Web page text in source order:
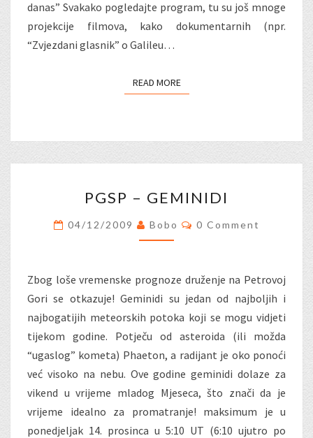
danas” Svakako pogledajte program, tu su još mnoge
projekcije filmova, kako dokumentarnih (npr.
“Zvjezdani glasnik” o Galileu…
READ MOREREAD MORE
–
GEMINIDI
PGSP – GEMINIDI
04/12/2009 Bobo Comments
0 Comment
Zbog loše vremenske prognoze druženje na Petrovoj
Gori se otkazuje! Geminidi su jedan od najboljih i
najbogatijih meteorskih potoka koji se mogu vidjeti
tijekom godine. Potječu od asteroida (ili možda
“ugaslog” kometa) Phaeton, a radijant je oko ponoći
već visoko na nebu. Ove godine geminidi dolaze za
vikend u vrijeme mladog Mjeseca, što znači da je
vrijeme idealno za promatranje! maksimum je u
ponedjeljak 14. prosinca u 5:10 UT (6:10 ujutro po